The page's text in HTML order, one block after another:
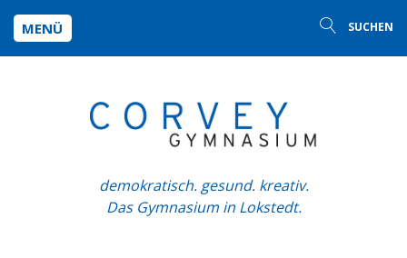
MENÜ SUCHEN
demokratisch. gesund. kreativ.
Das Gymnasium in Lokstedt.